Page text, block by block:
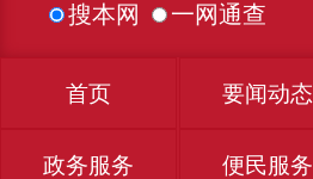
搜本网 一网通查
首页 要闻动态
政务服务 便民服务